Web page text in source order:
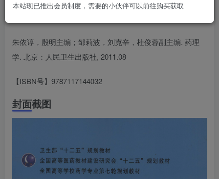
朱依谆，殷明主编；邹莉波，刘克辛，杜俊蓉副主编. 药理
学. 北京：人民卫生出版社, 2011.08
【ISBN号】9787117144032
封面截图
本站现已推出会员制度，需要的小伙伴可以前往购买获取